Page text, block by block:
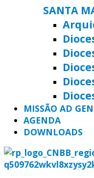
SANTA
MISSÃO AD
AGENDA
DOWNLOADS